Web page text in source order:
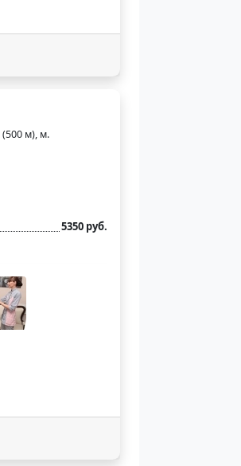
(500 м), м.
5350 руб.